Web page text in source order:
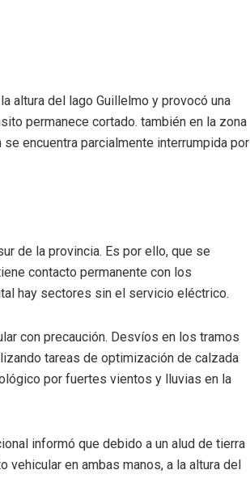
altura del lago Guillelmo y provocó una
permanece cortado. también en la zona
encuentra parcialmente interrumpida por
de la provincia. Es por ello, que se
contacto permanente con los
hay sectores sin el servicio eléctrico.
con precaución. Desvíos en los tramos
tareas de optimización de calzada
por fuertes vientos y lluvias en la
informó que debido a un alud de tierra
en ambas manos, a la altura del